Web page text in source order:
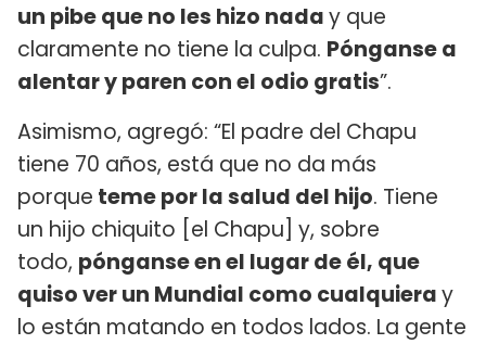
un pibe que no les hizo naday que
claramente no tiene la culpa. Pónganse a
alentar y paren con el odio gratis”.
Asimismo, agregó: “El padre del Chapu
tiene 70 años, está que no da más
porque teme por la salud del hijo. Tiene
un hijo chiquito [el Chapu] y, sobre
todo, pónganse en el lugar de él, que
quiso ver un Mundial como cualquieray
lo están matando en todos lados. La gente